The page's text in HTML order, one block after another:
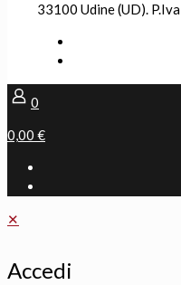
33100 Udine (UD).
0
0,00 €
✕
Accedi